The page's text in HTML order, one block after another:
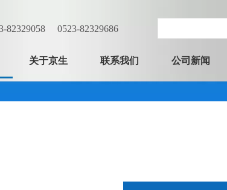
82329058 0523-82329686
关于京生 联系我们 公司新闻